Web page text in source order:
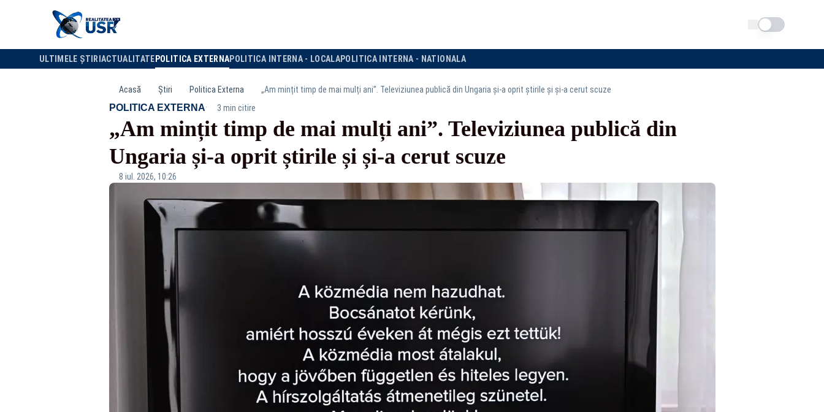
Schimba tema
ULTIMELE ȘTIRI ACTUALITATE POLITICA EXTERNAPOLITICA INTERNA - LOCALAPOLITICA INTERNA - NATIONALA
Acasă Știri Politica Externa „Am mințit timp de mai mulți ani”. Televiziunea publică din Ungaria și-a oprit știrile și și-a cerut scuze
POLITICA EXTERNA· 3 min citire
„Am mințit timp de mai mulți ani”. Televiziunea publică din
Ungaria și-a oprit știrile și și-a cerut scuze
8 iul. 2026, 10:26